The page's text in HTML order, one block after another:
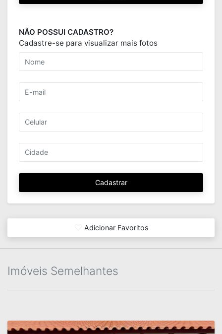
NÃO POSSUI CADASTRO?
Cadastre-se para visualizar mais fotos
Cadastrar
Adicionar Favoritos
Imóveis Semelhantes